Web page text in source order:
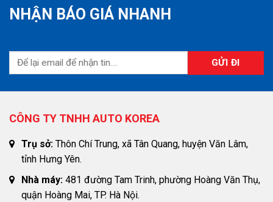
NHẬN BÁO GIÁ NHANH
CÔNG TY TNHH AUTO KOREA
Trụ sở: Thôn Chí Trung, xã Tân Quang, huyện Văn Lâm,
tỉnh Hưng Yên.
Nhà máy: 481 đường Tam Trinh, phường Hoàng Văn Thụ,
quận Hoàng Mai, TP. Hà Nội.